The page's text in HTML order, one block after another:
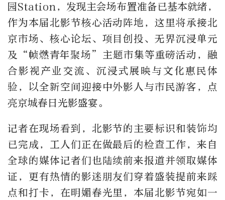
园Station，发现主会场布置准备已基本就绪，
作为本届北影节核心活动阵地，这里将承接北
京市场、核心论坛、项目创投、无界沉浸单元
及“帧燃青年聚场”主题市集等重磅活动，融
合影视产业交流、沉浸式展映与文化惠民体
验，以全新空间迎接中外影人与市民游客，点
亮京城春日光影盛宴。
记者在现场看到，北影节的主要标识和装饰均
已完成，工人们正在做最后的检查工作，来自
全球的媒体记者们也陆续前来报道并领取媒体
证，更有热情的影迷朋友们穿着盛装提前来踩
点和打卡，在明媚春光里，本届北影节宛如一